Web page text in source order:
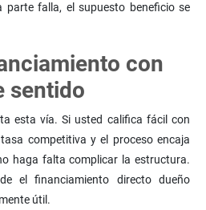
parte falla, el supuesto beneficio se
con
sentido
esta vía. Si usted califica fácil con
competitiva y el proceso encaja
haga falta complicar la estructura.
el financiamiento directo dueño
útil.